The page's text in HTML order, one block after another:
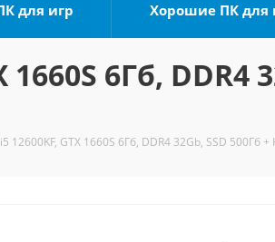
для игр Хорошие ПК для
6Гб, DDR4
12600KF, GTX 1660S 6Гб, DDR4 32Gb, SSD 500Гб